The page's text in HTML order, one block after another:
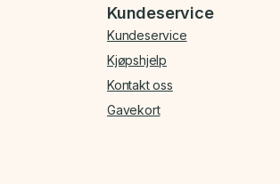
Bunnmeny
Kundeservice
Kundeservice
Kjøpshjelp
Kontakt oss
Gavekort